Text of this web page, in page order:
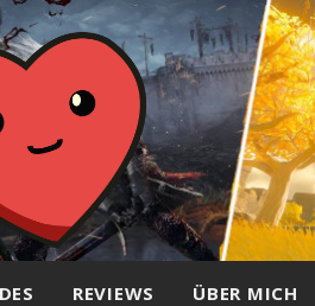
REVIEWS ÜBER MICH